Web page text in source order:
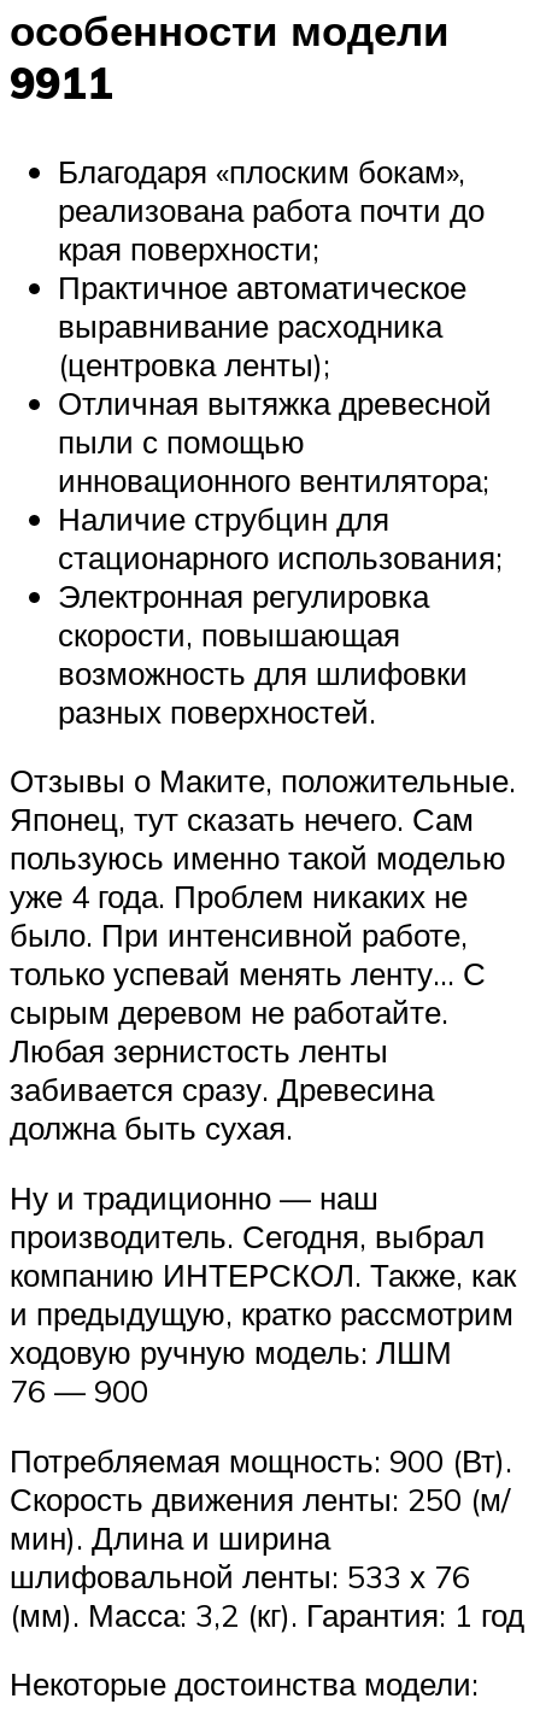
особенности модели
9911
Благодаря «плоским бокам»,
реализована работа почти до
края поверхности;
Практичное автоматическое
выравнивание расходника
(центровка ленты);
Отличная вытяжка древесной
пыли с помощью
инновационного вентилятора;
Наличие струбцин для
стационарного использования;
Электронная регулировка
скорости, повышающая
возможность для шлифовки
разных поверхностей.
Отзывы о Маките, положительные.
Японец, тут сказать нечего. Сам
пользуюсь именно такой моделью
уже 4 года. Проблем никаких не
было. При интенсивной работе,
только успевай менять ленту… С
сырым деревом не работайте.
Любая зернистость ленты
забивается сразу. Древесина
должна быть сухая.
Ну и традиционно — наш
производитель. Сегодня, выбрал
компанию ИНТЕРСКОЛ. Также, как
и предыдущую, кратко рассмотрим
ходовую ручную модель: ЛШМ
76 — 900
Потребляемая мощность: 900 (Вт).
Скорость движения ленты: 250 (м/
мин). Длина и ширина
шлифовальной ленты: 533 х 76
(мм). Масса: 3,2 (кг). Гарантия: 1 год
Некоторые достоинства модели: